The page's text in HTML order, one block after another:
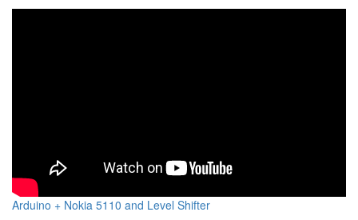
Arduino + Nokia 5110 and Level Shifter